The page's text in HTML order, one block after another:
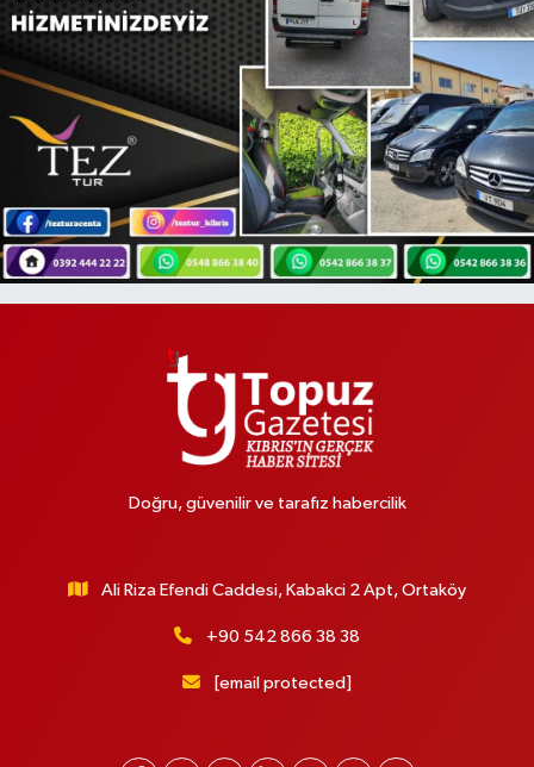
Doğru, güvenilir ve tarafız habercilik
Ali Riza Efendi Caddesi, Kabakci 2 Apt, Ortaköy
+90 542 866 38 38
[email protected]